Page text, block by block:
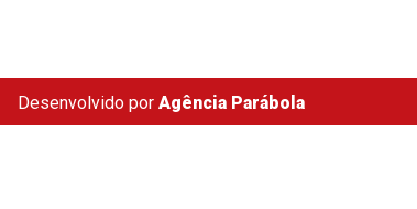
Desenvolvido por Agência Parábola